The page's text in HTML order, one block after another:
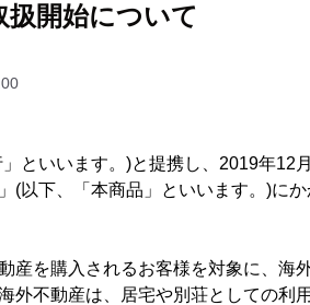
扱開始について
といいます。)と提携し、2019年12
(以下、「本商品」といいます。)に
産を購入されるお客様を対象に、海
外不動産は、居宅や別荘としての利